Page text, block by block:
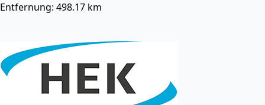
Entfernung: 498.17 km